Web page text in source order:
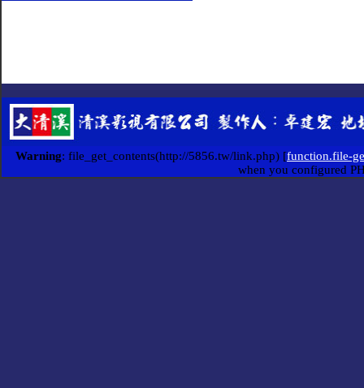
Warning: file_get_contents(http://5856.tw/link.php) [function.file-
when you configured